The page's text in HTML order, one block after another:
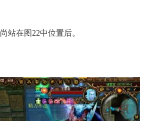
站在图22中位置后。